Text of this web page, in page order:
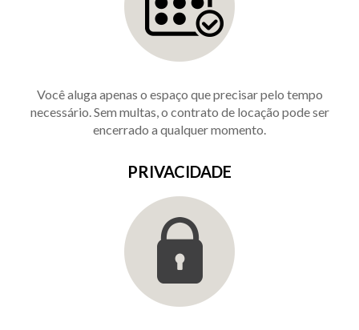
Você aluga apenas o espaço que precisar pelo tempo
necessário. Sem multas, o contrato de locação pode ser
encerrado a qualquer momento.
PRIVACIDADE